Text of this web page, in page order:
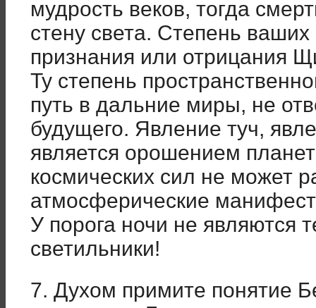
мудрость веков, тогда
стену света. Степень
признания или отрицания
Ту степень
путь в дальние миры, не
будущего. Явление туч,
является орошением
космических сил не может
атмосферические
У порога ночи не являются
светильники!
7. Духом примите понятие